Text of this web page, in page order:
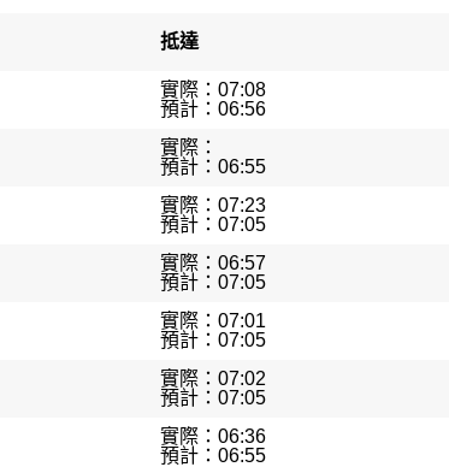
抵達
實際：07:08
預計：06:56
實際：
預計：06:55
實際：07:23
預計：07:05
實際：06:57
預計：07:05
實際：07:01
預計：07:05
實際：07:02
預計：07:05
實際：06:36
預計：06:55